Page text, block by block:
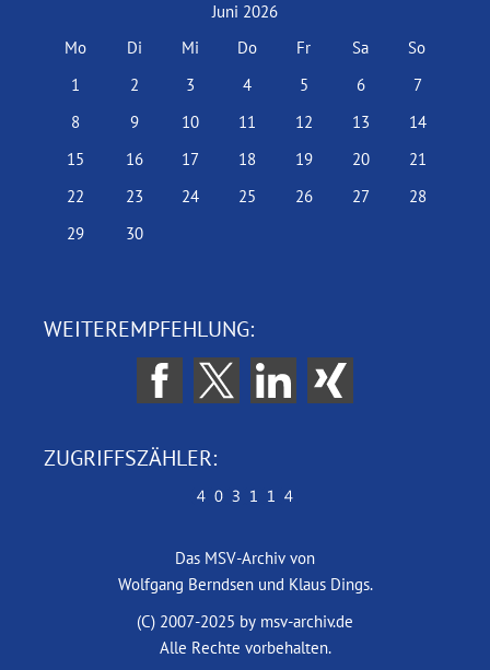
Juni 2026
Mo
Di Mi Do Fr Sa
So
1
2 3 4 5 6
7
8
9 10 11 12 13
14
15
16 17 18 19 20
21
22
23 24 25 26 27
28
29
30
WEITEREMPFEHLUNG:
ZUGRIFFSZÄHLER:
Das MSV-Archiv von
Wolfgang Berndsen und Klaus Dings.
(C) 2007-2025 by msv-archiv.de
Alle Rechte vorbehalten.